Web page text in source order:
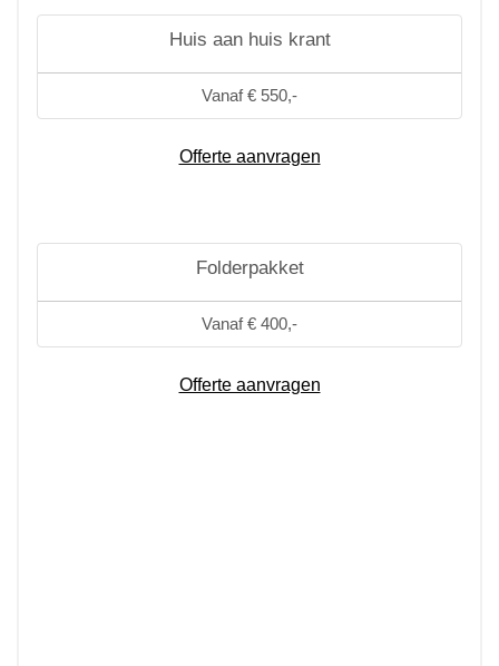
Huis aan huis krant
Vanaf € 550,-
Offerte aanvragen
Folderpakket
Vanaf € 400,-
Offerte aanvragen